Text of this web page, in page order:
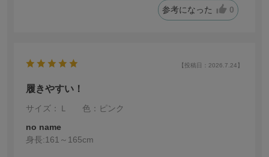
参考になった 0
【投稿日：2026.7.24】
履きやすい！
サイズ：Ｌ
色：ピンク
no name
身長:161～165cm